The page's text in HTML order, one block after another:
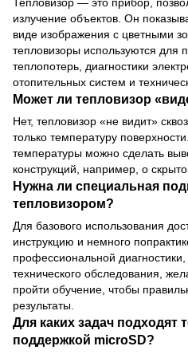
излучение объектов. Он
виде изображения с цветными
тепловизоры используются для
теплопотерь, диагностики
отопительных систем и
Может ли тепловизор
Нет, тепловизор «не видит»
только температуру
температуры можно сделать
конструкций, например, о
Нужна ли специальная
тепловизором?
Для базового использования
инструкцию и немного
профессиональной
технического обследования,
пройти обучение, чтобы
результаты.
Для каких задач подходят
поддержкой microSD?